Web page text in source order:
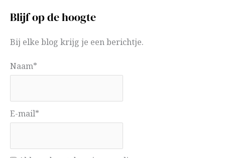
Blijf op de hoogte
Bij elke blog krijg je een berichtje.
Naam*
E-mail*